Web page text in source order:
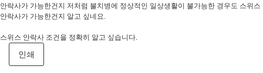
안락사가 가능한건지 저처럼 불치병에 정상적인 일상생활이 불가능한 경우도 스위스
안락사가 가능한건지 알고 싶네요.
스위스 안락사 조건을 정확히 알고 싶습니다.
인쇄